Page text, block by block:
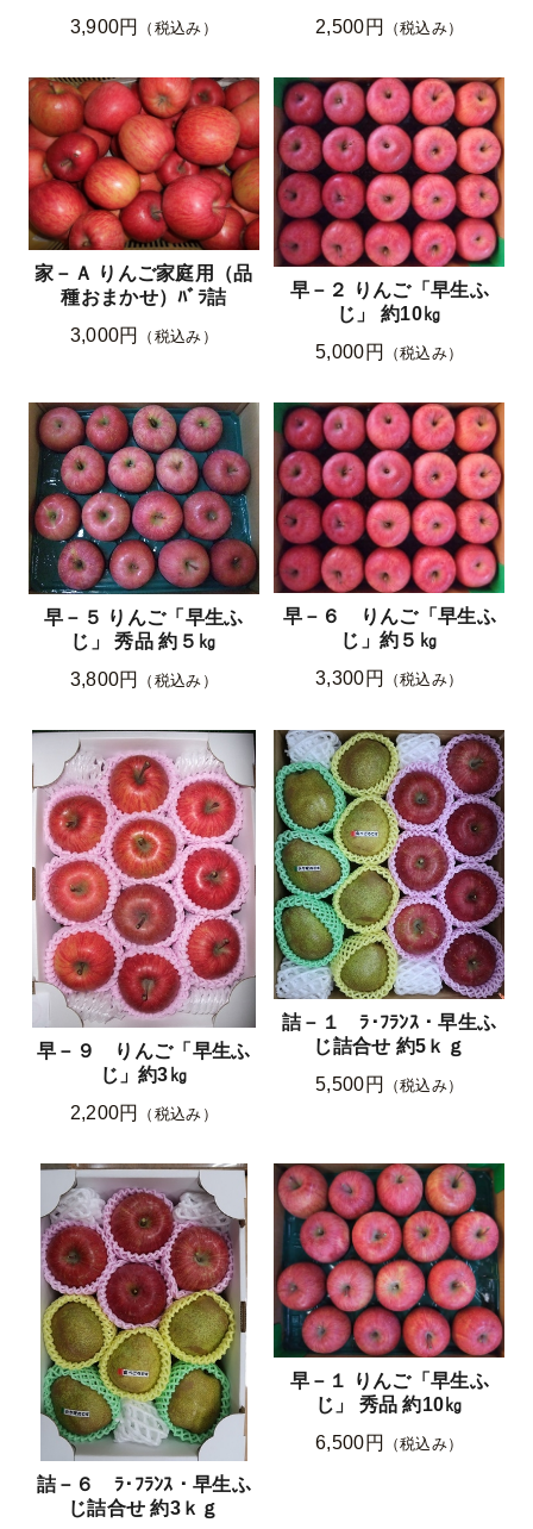
3,900円
（税込み）
2,500円
（税込み）
家－Ａ りんご家庭用（品
種おまかせ）ﾊﾞﾗ詰
3,000円
（税込み）
早－２ りんご「早生ふ
じ」 約10㎏
5,000円
（税込み）
早－５ りんご「早生ふ
じ」 秀品 約５㎏
3,800円
（税込み）
早－６ りんご「早生ふ
じ」約５㎏
3,300円
（税込み）
早－９ りんご「早生ふ
じ」約3㎏
2,200円
（税込み）
詰－１ ﾗ･ﾌﾗﾝｽ・早生ふ
じ詰合せ 約5ｋｇ
5,500円
（税込み）
詰－６ ﾗ･ﾌﾗﾝｽ・早生ふ
じ詰合せ 約3ｋｇ
早－１ りんご「早生ふ
じ」 秀品 約10㎏
6,500円
（税込み）